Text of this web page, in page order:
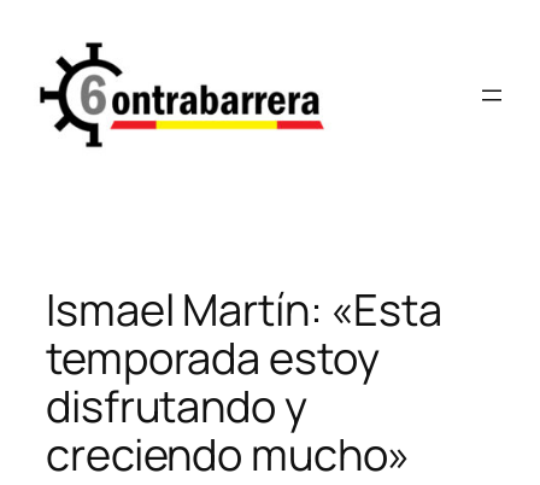
contenido
Ismael Martín: «Esta
temporada estoy
disfrutando y
creciendo mucho»